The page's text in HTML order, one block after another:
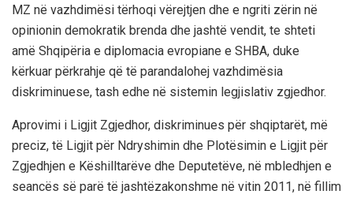
MZ në vazhdimësi tërhoqi vërejtjen dhe e ngriti zërin në
opinionin demokratik brenda dhe jashtë vendit, te shteti
amë Shqipëria e diplomacia evropiane e SHBA, duke
kërkuar përkrahje që të parandalohej vazhdimësia
diskriminuese, tash edhe në sistemin legjislativ zgjedhor.
Aprovimi i Ligjit Zgjedhor, diskriminues për shqiptarët, më
preciz, të Ligjit për Ndryshimin dhe Plotësimin e Ligjit për
Zgjedhjen e Këshilltarëve dhe Deputetëve, në mbledhjen e
seancës së parë të jashtëzakonshme në vitin 2011, në fillim